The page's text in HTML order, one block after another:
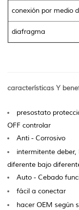
conexión por medio
diafragma
características Y
presostato
OFF controlar
Anti - Corrosivo
intermitente deber,
diferente bajo
Auto - Cebado
fácil a conectar
hacer OEM según